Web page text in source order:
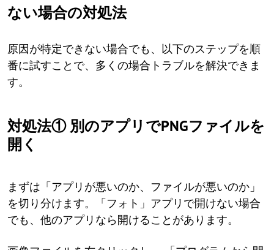
ない場合の対処法
原因が特定できない場合でも、以下のステップを順
番に試すことで、多くの場合トラブルを解決できま
す。
対処法① 別のアプリでPNGファイルを
開く
まずは「アプリが悪いのか、ファイルが悪いのか」
を切り分けます。「フォト」アプリで開けない場合
でも、他のアプリなら開けることがあります。